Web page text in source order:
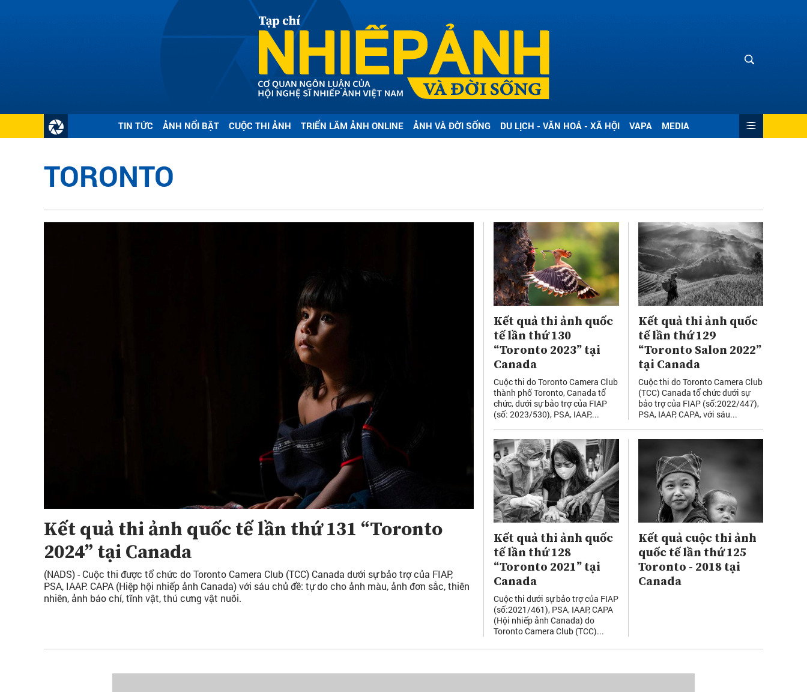
TIN TỨC ẢNH NỔI BẬT CUỘC THI ẢNH TRIỂN LÃM ẢNH ONLINE ẢNH VÀ ĐỜI SỐNG DU LỊCH - VĂN HOÁ - XÃ HỘI VAPA MEDIA
TORONTO
Kết quả thi ảnh quốc tế lần thứ 131 “Toronto
2024” tại Canada
(NADS) - Cuộc thi được tổ chức do Toronto Camera Club (TCC) Canada dưới sự bảo trợ của FIAP,
PSA, IAAP. CAPA (Hiệp hội nhiếp ảnh Canada) với sáu chủ đề: tự do cho ảnh màu, ảnh đơn sắc, thiên
nhiên, ảnh báo chí, tĩnh vật, thú cưng vật nuôi.
Kết quả thi ảnh quốc
tế lần thứ 130
“Toronto 2023” tại
Canada
Cuộc thi do Toronto Camera Club
thành phố Toronto, Canada tổ
chức, dưới sự bảo trợ của FIAP
(số: 2023/530), PSA, IAAP,...
Kết quả thi ảnh quốc
tế lần thứ 129
“Toronto Salon 2022”
tại Canada
Cuộc thi do Toronto Camera Club
(TCC) Canada tổ chức dưới sự
bảo trợ của FIAP (số:2022/447),
PSA, IAAP, CAPA, với sáu...
Kết quả thi ảnh quốc
tế lần thứ 128
“Toronto 2021” tại
Canada
Cuộc thi dưới sự bảo trợ của FIAP
(số:2021/461), PSA, IAAP, CAPA
(Hội nhiếp ảnh Canada) do
Toronto Camera Club (TCC)...
Kết quả cuộc thi ảnh
quốc tế lần thứ 125
Toronto - 2018 tại
Canada